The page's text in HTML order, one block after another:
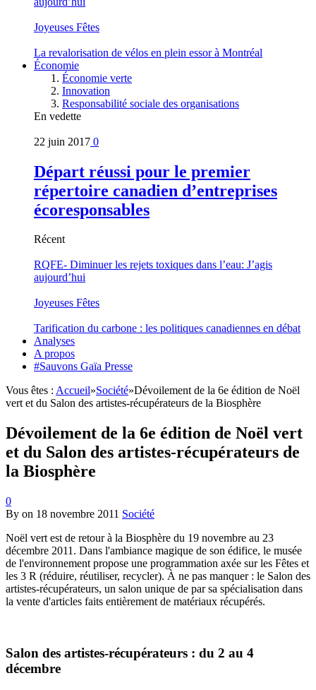
Joyeuses Fêtes
La revalorisation de vélos en plein essor à Montréal
Économie
Économie verte
Innovation
Responsabilité sociale des organisations
En vedette
22 juin 2017 0
Départ réussi pour le premier
répertoire canadien d’entreprises
écoresponsables
Récent
RQFE- Diminuer les rejets toxiques dans l’eau: J’agis
aujourd’hui
Joyeuses Fêtes
Tarification du carbone : les politiques canadiennes en débat
Analyses
A propos
#Sauvons Gaïa Presse
Vous êtes : Accueil»Société»Dévoilement de la 6e édition de Noël
vert et du Salon des artistes-récupérateurs de la Biosphère
Dévoilement de la 6e édition de Noël vert
et du Salon des artistes-récupérateurs de
la Biosphère
0
By on 18 novembre 2011 Société
Noël vert est de retour à la Biosphère du 19 novembre au 23
décembre 2011. Dans l'ambiance magique de son édifice, le musée
de l'environnement propose une programmation axée sur les Fêtes et
les 3 R (réduire, réutiliser, recycler). À ne pas manquer : le Salon des
artistes-récupérateurs, un salon unique de par sa spécialisation dans
la vente d'articles faits entièrement de matériaux récupérés.
Salon des artistes-récupérateurs : du 2 au 4
décembre